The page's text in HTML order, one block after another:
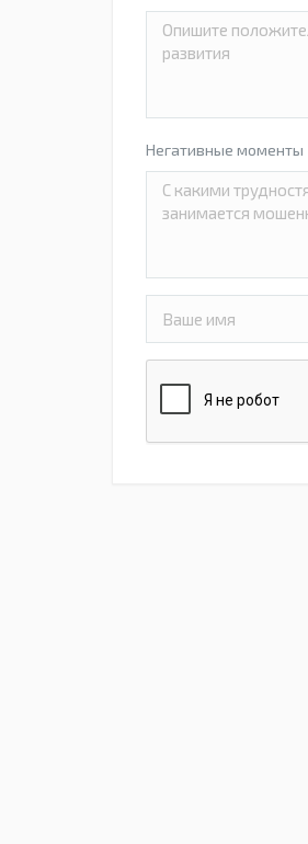
Негативные моменты